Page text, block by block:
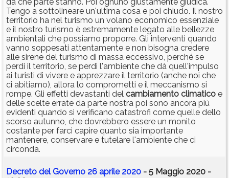
da che parte stanno. Poi ognuno giustamente giudica.
Tengo a sottolineare un'ultima cosa e poi chiudo. Il nostro
territorio ha nel turismo un volano economico essenziale
e il nostro turismo è estremamente legato alle bellezze
ambientali che possiamo proporre. Gli interventi quando
vanno soppesati attentamente e non bisogna credere
alle sirene del turismo di massa eccessivo, perché se
perdi il territorio, se perdi l'ambiente che dà quell'impulso
ai turisti di vivere e apprezzare il territorio (anche noi che
ci abitiamo), allora lo comprometti e il meccanismo si
rompe. Gli effetti devastanti del cambiamento climatico e
delle scelte errate da parte nostra poi sono ancora più
evidenti quando si verificano catastrofi come quelle dello
scorso autunno, che dovrebbero essere un monito
costante per farci capire quanto sia importante
mantenere, conservare e tutelare l'ambiente che ci
circonda.
Decreto del Governo 26 aprile 2020 - 5 Maggio 2020 -